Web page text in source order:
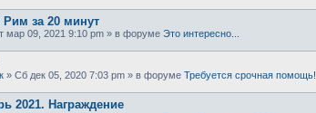
за 20 минут
мар 09, 2021 9:10 pm » в форуме Это интересно...
» Сб дек 05, 2020 7:03 pm » в форуме Требуется срочная помощь!
2021. Награждение